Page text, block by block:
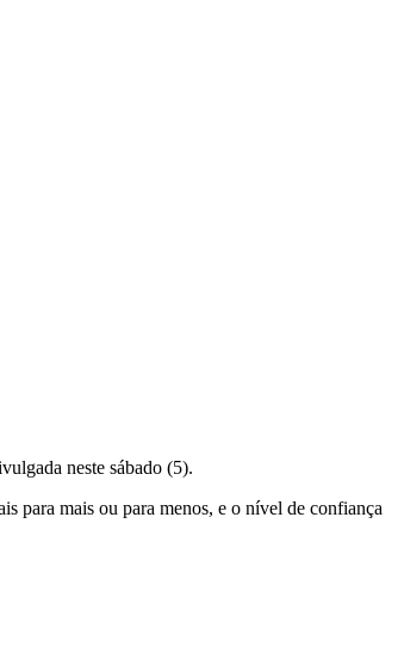
neste sábado (5).
para mais ou para menos, e o nível de confiança